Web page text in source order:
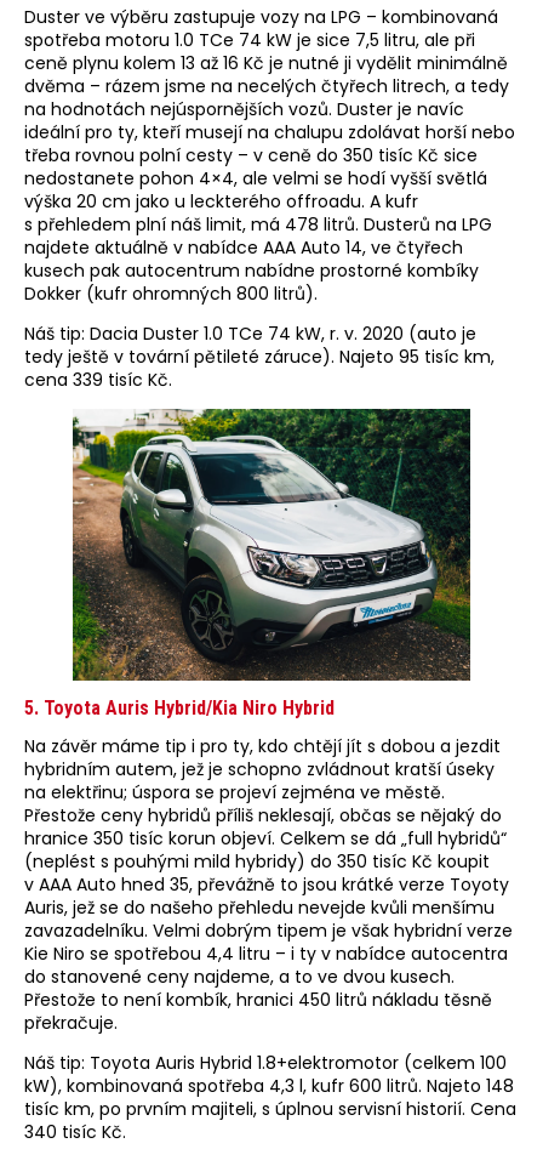
Duster ve výběru zastupuje vozy na LPG – kombinovaná
spotřeba motoru 1.0 TCe 74 kW je sice 7,5 litru, ale při
ceně plynu kolem 13 až 16 Kč je nutné ji vydělit minimálně
dvěma – rázem jsme na necelých čtyřech litrech, a tedy
na hodnotách nejúspornějších vozů. Duster je navíc
ideální pro ty, kteří musejí na chalupu zdolávat horší nebo
třeba rovnou polní cesty – v ceně do 350 tisíc Kč sice
nedostanete pohon 4×4, ale velmi se hodí vyšší světlá
výška 20 cm jako u leckterého offroadu. A kufr
s přehledem plní náš limit, má 478 litrů. Dusterů na LPG
najdete aktuálně v nabídce AAA Auto 14, ve čtyřech
kusech pak autocentrum nabídne prostorné kombíky
Dokker (kufr ohromných 800 litrů).
Náš tip: Dacia Duster 1.0 TCe 74 kW, r. v. 2020 (auto je
tedy ještě v tovární pětileté záruce). Najeto 95 tisíc km,
cena 339 tisíc Kč.
5. Toyota Auris Hybrid/Kia Niro Hybrid
Na závěr máme tip i pro ty, kdo chtějí jít s dobou a jezdit
hybridním autem, jež je schopno zvládnout kratší úseky
na elektřinu; úspora se projeví zejména ve městě.
Přestože ceny hybridů příliš neklesají, občas se nějaký do
hranice 350 tisíc korun objeví. Celkem se dá „full hybridů“
(neplést s pouhými mild hybridy) do 350 tisíc Kč koupit
v AAA Auto hned 35, převážně to jsou krátké verze Toyoty
Auris, jež se do našeho přehledu nevejde kvůli menšímu
zavazadelníku. Velmi dobrým tipem je však hybridní verze
Kie Niro se spotřebou 4,4 litru – i ty v nabídce autocentra
do stanovené ceny najdeme, a to ve dvou kusech.
Přestože to není kombík, hranici 450 litrů nákladu těsně
překračuje.
Náš tip: Toyota Auris Hybrid 1.8+elektromotor (celkem 100
kW), kombinovaná spotřeba 4,3 l, kufr 600 litrů. Najeto 148
tisíc km, po prvním majiteli, s úplnou servisní historií. Cena
340 tisíc Kč.